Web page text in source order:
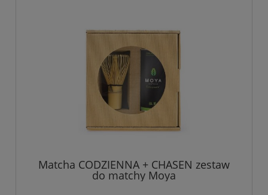
Matcha CODZIENNA + CHASEN zestaw
do matchy Moya